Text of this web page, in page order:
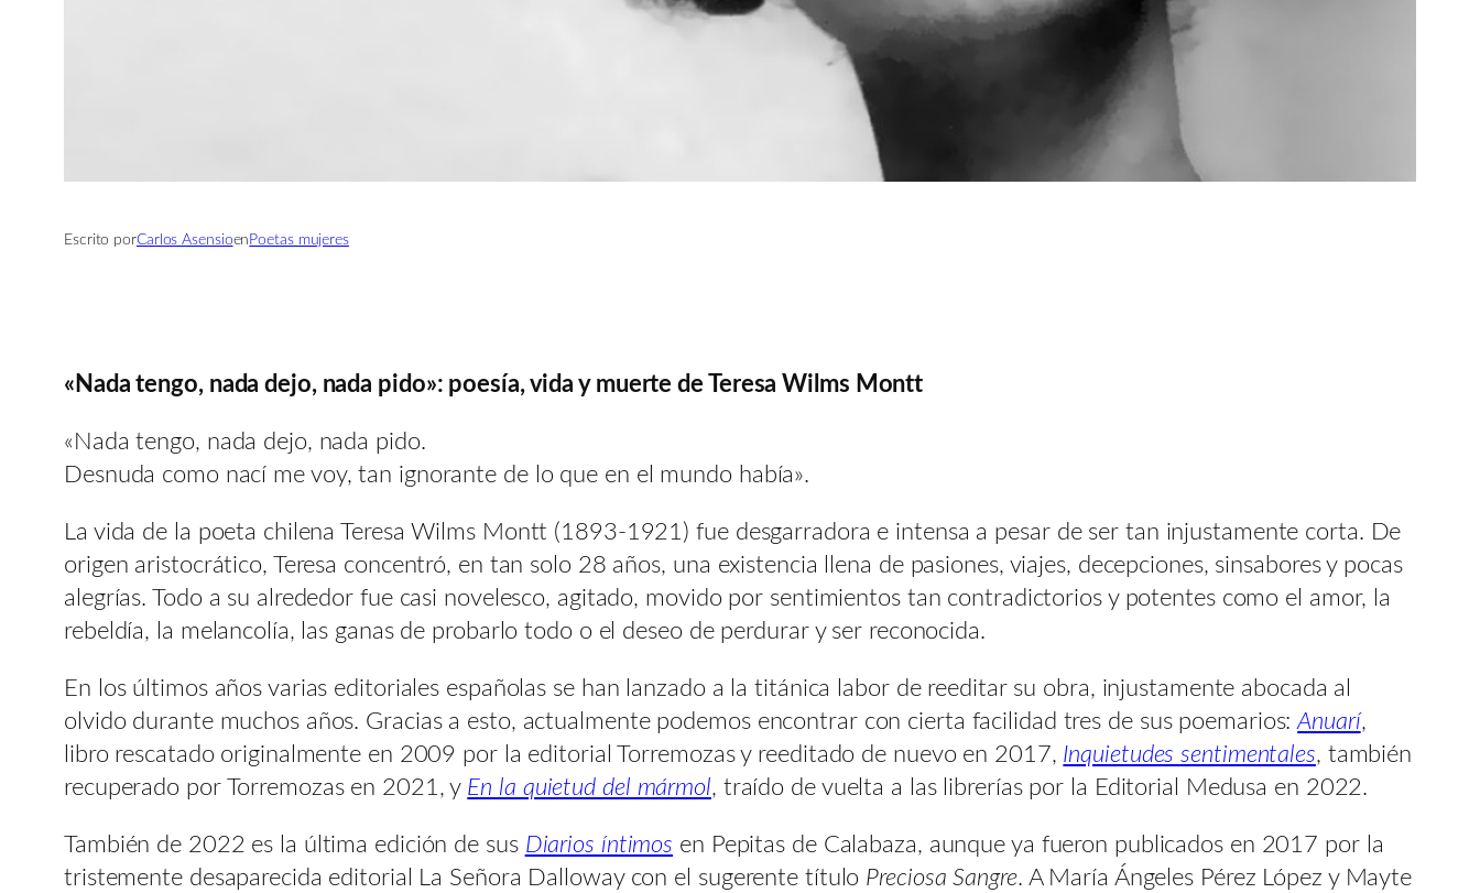
Escrito porCarlos Asensioen Poetas mujeres
«Nada tengo, nada dejo, nada pido»: poesía, vida y muerte de Teresa Wilms Montt
«Nada tengo, nada dejo, nada pido.
Desnuda como nací me voy, tan ignorante de lo que en el mundo había».
La vida de la poeta chilena Teresa Wilms Montt (1893-1921) fue desgarradora e intensa a pesar de ser tan injustamente corta. De
origen aristocrático, Teresa concentró, en tan solo 28 años, una existencia llena de pasiones, viajes, decepciones, sinsabores y pocas
alegrías. Todo a su alrededor fue casi novelesco, agitado, movido por sentimientos tan contradictorios y potentes como el amor, la
rebeldía, la melancolía, las ganas de probarlo todo o el deseo de perdurar y ser reconocida.
En los últimos años varias editoriales españolas se han lanzado a la titánica labor de reeditar su obra, injustamente abocada al
olvido durante muchos años. Gracias a esto, actualmente podemos encontrar con cierta facilidad tres de sus poemarios:Anuarí,
libro rescatado originalmente en 2009 por la editorial Torremozas y reeditado de nuevo en 2017, Inquietudes sentimentales, también
recuperado por Torremozas en 2021, y En la quietud del mármol, traído de vuelta a las librerías por la Editorial Medusa en 2022.
También de 2022 es la última edición de sus Diarios íntimos en Pepitas de Calabaza, aunque ya fueron publicados en 2017 por la
tristemente desaparecida editorial La Señora Dalloway con el sugerente título Preciosa Sangre. A María Ángeles Pérez López y Mayte